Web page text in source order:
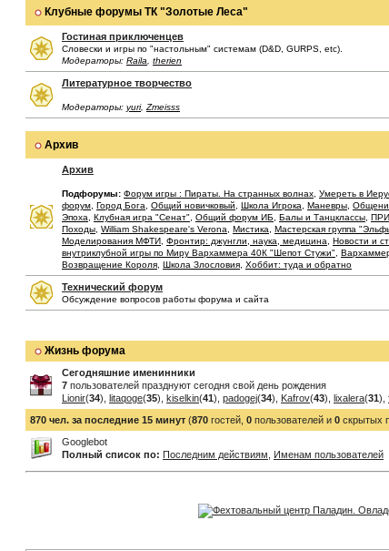
Клубные форумы ТК "Золотые Леса"
Гостиная приключенцев
Словески и игры по "настольным" системам (D&D, GURPS, etc).
Модераторы: Raila therien
Литературное творчество
Модераторы: yuri, Zmeisss
Архив
Архив
Подфорумы: Форум игры : Пираты. На странных волнах Умереть в
форум Город Бога Общий новичковый Школа Игрока Маневры
Эпоха
Клубная игра "Сенат" Общий форум ИБ Балы и Танцклассы
Походы William Shakespeare's Verona Мистика Мастерская группа
Моделирования МФТИ Фронтир: джунгли, наука, медицина Новости и
внутриклубной игры по Миру Вархаммера 40К "Шепот Стужи"
Возвращение Короля Школа Злословия Хоббит: туда и обратно
Технический форум
Обсуждение вопросов работы форума и сайта
Жизнь форума
Сегодняшние именинники
7 пользователей празднуют сегодня свой день рождения
Lionir(34), litaqoge(35), kiselkin(41), padogej(34), Kafrov(43), lixalera(31),
870 чел. за последние 15 минут (870 гостей, 0 пользователей и 0 скрытых
Googlebot
Полный список по: Последним действиям Именам пользователей